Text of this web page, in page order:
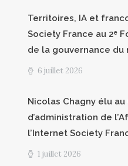
Territoires, IA et
Society France au 2ᵉ
de la gouvernance du
6 juillet 2026
Nicolas Chagny élu
d’administration de
l’Internet Society
1 juillet 2026